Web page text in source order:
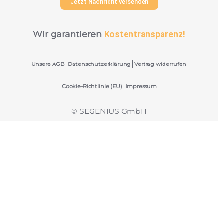
Jetzt Nachricht versenden
Wir garantieren Kostentransparenz!
Unsere AGB Datenschutzerklärung Vertrag widerrufen
Cookie-Richtlinie (EU) Impressum
© SEGENIUS GmbH